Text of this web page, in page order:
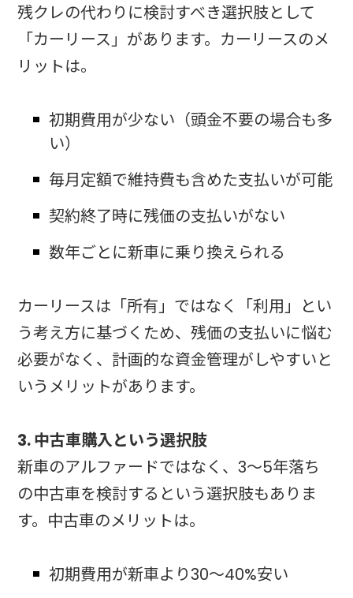
残クレの代わりに検討すべき選択肢として
「カーリース」があります。カーリースのメ
リットは。
初期費用が少ない（頭金不要の場合も多
い）
毎月定額で維持費も含めた支払いが可能
契約終了時に残価の支払いがない
数年ごとに新車に乗り換えられる
カーリースは「所有」ではなく「利用」とい
う考え方に基づくため、残価の支払いに悩む
必要がなく、計画的な資金管理がしやすいと
いうメリットがあります。
3. 中古車購入という選択肢
新車のアルファードではなく、3〜5年落ち
の中古車を検討するという選択肢もありま
す。中古車のメリットは。
初期費用が新車より30〜40%安い